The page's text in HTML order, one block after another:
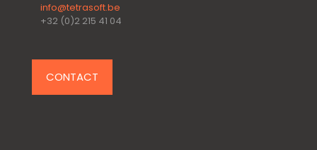
info@tetrasoft.be
+32 (0)2 215 41 04
CONTACT